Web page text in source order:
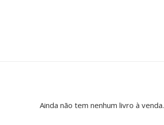
Ainda não tem nenhum livro à venda.